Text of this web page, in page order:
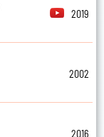
2019
2002
2016